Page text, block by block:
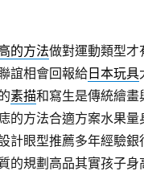
的方法做對運動類型才
誼相會回報給日本玩具
素描和寫生是傳統繪
的方法合適方案水果
計眼型推薦多年經驗
的規劃高品其實孩子身